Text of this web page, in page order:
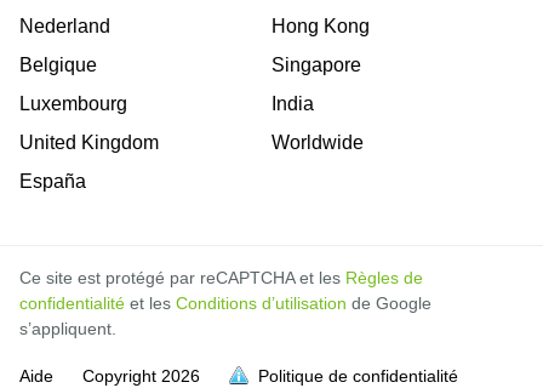
Nederland
Belgique
Luxembourg
United Kingdom
España
Hong Kong
Singapore
India
Worldwide
Ce site est protégé par reCAPTCHA et les Règles de
confidentialité et les Conditions d’utilisation de Google
s’appliquent.
Aide Copyright 2026 Politique de confidentialité